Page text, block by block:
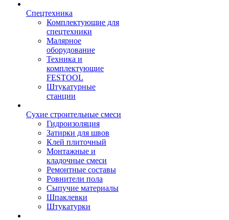
Спецтехника
Комплектующие для
спецтехники
Малярное
оборудование
Техника и
комплектующие
FESTOOL
Штукатурные
станции
Сухие строительные смеси
Гидроизоляция
Затирки для швов
Клей плиточный
Монтажные и
кладочные смеси
Ремонтные составы
Ровнители пола
Сыпучие материалы
Шпаклевки
Штукатурки